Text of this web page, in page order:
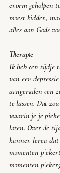
enorm geholpen
moest bidden,
alles aan Gods
Therapie
Ik heb een tijdje
van een
aangeraden een
te lassen. Dat
waarin je je
laten. Over de
kunnen leren dat
momenten
momenten